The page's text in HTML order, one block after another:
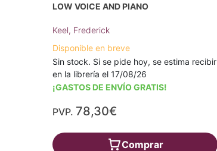
LOW VOICE AND PIANO
Keel, Frederick
Disponible en breve
Sin stock. Si se pide hoy, se estima recibir
en la librería el 17/08/26
¡GASTOS DE ENVÍO GRATIS!
PVP. 78,30€
Comprar